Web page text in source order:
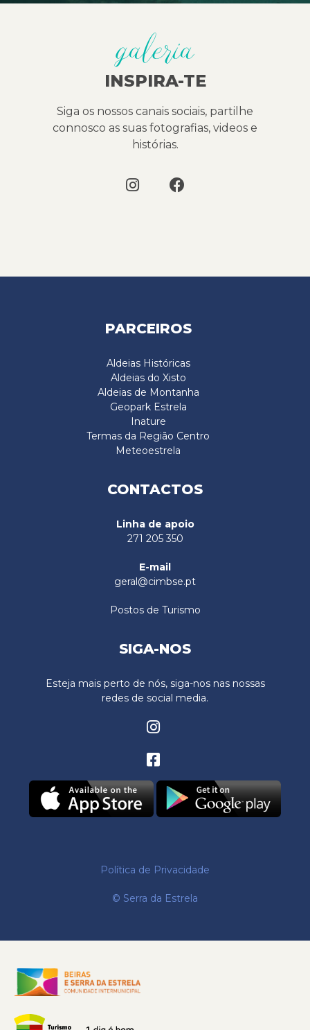
galeria
INSPIRA-TE
Siga os nossos canais sociais, partilhe
connosco as suas fotografias, videos e
histórias.
PARCEIROS
Aldeias Históricas
Aldeias do Xisto
Aldeias de Montanha
Geopark Estrela
Inature
Termas da Região Centro
Meteoestrela
CONTACTOS
Linha de apoio
271 205 350
E-mail
geral@cimbse.pt
Postos de Turismo
SIGA-NOS
Esteja mais perto de nós, siga-nos nas nossas
redes de social media.
© Serra da Estrela
Política de Privacidade